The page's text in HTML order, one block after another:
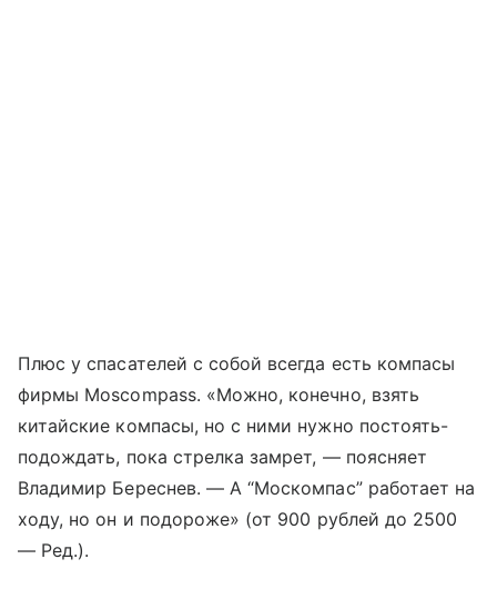
Плюс у спасателей с собой всегда есть компасы
фирмы Moscompass. «Можно, конечно, взять
китайские компасы, но с ними нужно постоять-
подождать, пока стрелка замрет, — поясняет
Владимир Береснев. — А “Москомпас” работает на
ходу, но он и подороже» (от 900 рублей до 2500
— Ред.).